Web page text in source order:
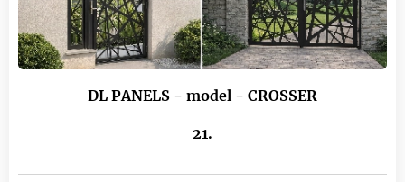
DL PANELS - model - CROSSER
21.